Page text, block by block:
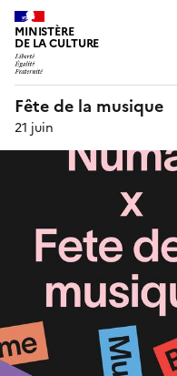
MINISTÈRE
DE LA CULTURE
Fête de la musique
21 juin